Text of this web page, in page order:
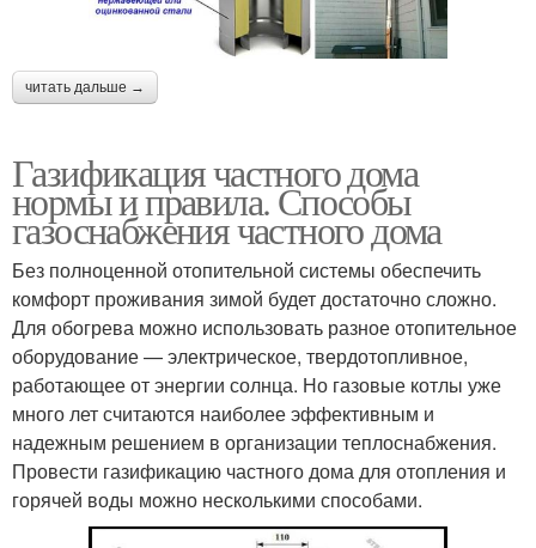
читать дальше →
Газификация частного дома
нормы и правила. Способы
газоснабжения частного дома
Без полноценной отопительной системы обеспечить
комфорт проживания зимой будет достаточно сложно.
Для обогрева можно использовать разное отопительное
оборудование — электрическое, твердотопливное,
работающее от энергии солнца. Но газовые котлы уже
много лет считаются наиболее эффективным и
надежным решением в организации теплоснабжения.
Провести газификацию частного дома для отопления и
горячей воды можно несколькими способами.